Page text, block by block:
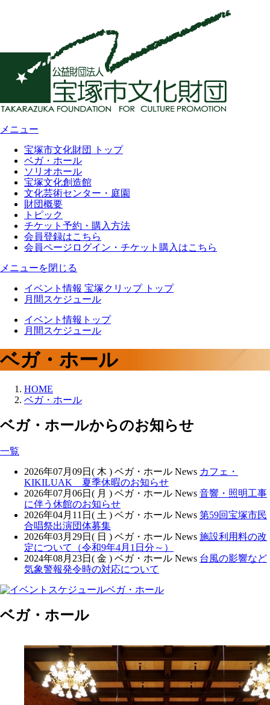
メニュー
宝塚市文化財団 トップ
ベガ・ホール
ソリオホール
宝塚文化創造館
文化芸術センター・庭園
財団概要
トピック
チケット予約・購入方法
会員登録はこちら
会員ページログイン・チケット購入はこちら
メニューを閉じる
イベント情報 宝塚クリップ トップ
月間スケジュール
イベント情報トップ
月間スケジュール
ベガ・ホール
HOME
ベガ・ホール
ベガ・ホールからのお知らせ
一覧
2026年07月09日( 木 ) ベガ・ホール News カフェ・
KIKILUAK 夏季休暇のお知らせ
2026年07月06日( 月 ) ベガ・ホール News 音響・照明工事
に伴う休館のお知らせ
2026年04月11日( 土 ) ベガ・ホール News 第59回宝塚市民
合唱祭出演団体募集
2026年03月29日( 日 ) ベガ・ホール News 施設利用料の改
定について（令和9年4月1日分～）
2024年08月23日( 金 ) ベガ・ホール News 台風の影響など
気象警報発令時の対応について
ベガ・ホール